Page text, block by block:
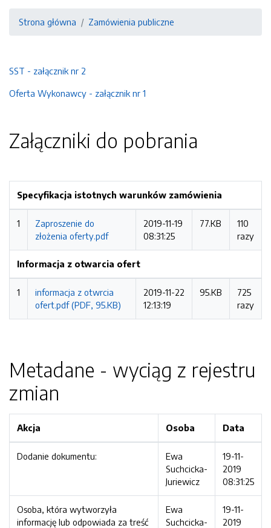
Strona główna Zamówienia publiczne
SST - załącznik nr 2
Oferta Wykonawcy - załącznik nr 1
Załączniki do pobrania
Specyfikacja istotnych warunków zamówienia
1
Zaproszenie do
złożenia oferty.pdf
2019-11-19
08:31:25
77.KB
110
razy
Informacja z otwarcia ofert
1
informacja z otwrcia
ofert.pdf (PDF, 95.KB)
2019-11-22
12:13:19
95.KB
725
razy
Metadane - wyciąg z rejestru
zmian
Akcja Osoba Data
Dodanie dokumentu:
Ewa
Suchcicka-
Juriewicz
19-11-
2019
08:31:25
Osoba, która wytworzyła
informację lub odpowiada za treść
Ewa
Suchcicka-
19-11-
2019